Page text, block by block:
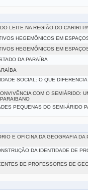
LEITE NA REGIÃO DO CARIRI
HEGEMÔNICOS EM
HEGEMÔNICOS EM
DA PARAÍBA
SOCIAL: O QUE
COM O SEMIÁRIDO:
PEQUENAS DO SEMI-ÁRIDO
E OFICINA DA GEOGRAFIA DA
DA IDENTIDADE DE
DE PROFESSORES DE